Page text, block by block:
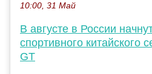
10:00, 31 Май
В августе в России
спортивного китайского
GT